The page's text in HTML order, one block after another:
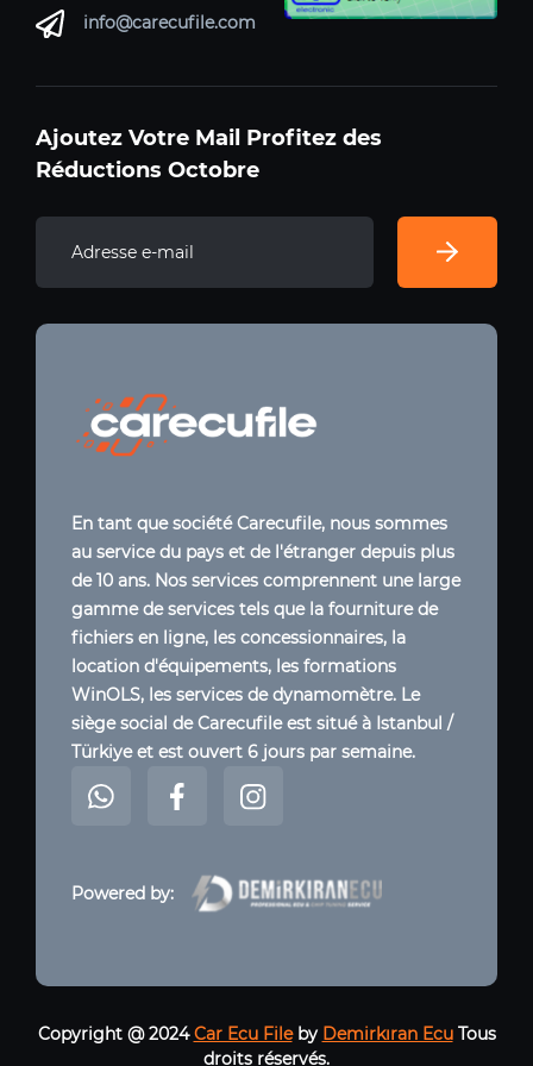
info@carecufile.com
Ajoutez Votre Mail Profitez des
Réductions Octobre
En tant que société Carecufile, nous sommes
au service du pays et de l'étranger depuis plus
de 10 ans. Nos services comprennent une large
gamme de services tels que la fourniture de
fichiers en ligne, les concessionnaires, la
location d'équipements, les formations
WinOLS, les services de dynamomètre. Le
siège social de Carecufile est situé à Istanbul /
Türkiye et est ouvert 6 jours par semaine.
Powered by:
Copyright @ 2024Car Ecu Fileby Demirkıran EcuTous
droits réservés.